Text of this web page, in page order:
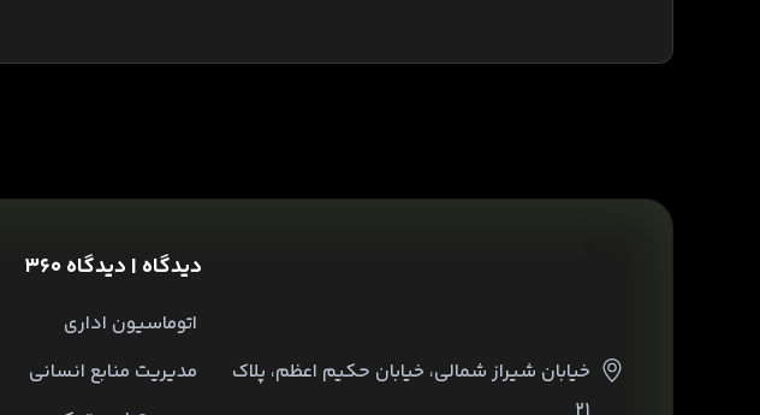
خیابان شیراز شمالی، خیابان حکیم اعظم، پلاک
دیدگاه | دیدگاه 360
اتوماسیون اداری
مدیریت منابع انسانی